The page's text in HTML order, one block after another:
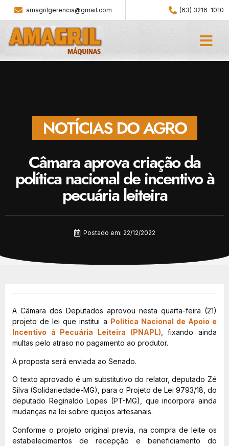
amagrilgerencia@gmail.com (63) 3216-1010
NOTÍCIAS DO AGRO
Câmara aprova criação da
política nacional de incentivo à
pecuária leiteira
Postado em: 22/12/2022
A Câmara dos Deputados aprovou nesta quarta-feira (21)
projeto de lei que institui a Política Nacional de Apoio e
Incentivo à Pecuária Leiteira (PNAPL) , fixando ainda
multas pelo atraso no pagamento ao produtor.
A proposta será enviada ao Senado.
O texto aprovado é um substitutivo do relator, deputado Zé
Silva (Solidariedade-MG), para o Projeto de Lei 9793/18, do
deputado Reginaldo Lopes (PT-MG), que incorpora ainda
mudanças na lei sobre queijos artesanais.
Conforme o projeto original previa, na compra de leite os
estabelecimentos de recepção e beneficiamento do